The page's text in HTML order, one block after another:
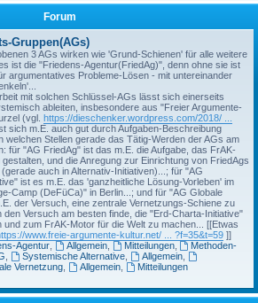
Forum
Gruppen(AGs)
3 AGs wirken wie 'Grund-Schienen' für alle weitere
ist die "Friedens-Agentur(FriedAg)", denn ohne sie ist
argumentatives Probleme-Lösen - mit untereinander
mit solchen Schlüssel-AGs lässt sich einerseits
ableiten, insbesondere aus "Freier Argumente-
(vgl. https://dieschenker.wordpress.com/2018/ ...
sich m.E. auch gut durch Aufgaben-Beschreibung
welchen Stellen gerade das Tätig-Werden der AGs am
für "AG FriedAg" ist das m.E. die Aufgabe, das FrAK-
und die Anregung zur Einrichtung von FriedAgs
auch in Alternativ-Initiativen)...; für "AG
ist es m.E. das 'ganzheitliche Lösung-Vorleben' im
Camp (DeFüCa)" in Berlin...; und für "AG Globale
der Versuch, eine zentrale Vernetzungs-Schiene zu
Versuch am besten finde, die "Erd-Charta-Initiative"
und zum FrAK-Motor für die Welt zu machen... [[Etwas
www.freie-argumente-kultur.net/ ... ?f=35&t=59 ]]
Agentur, Allgemein, Mitteilungen,
Methoden-
Systemische Alternative, Allgemein,
Vernetzung, Allgemein,
Mitteilungen